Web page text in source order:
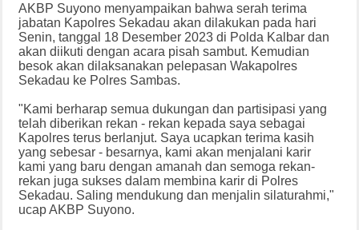
AKBP Suyono menyampaikan bahwa serah terima
jabatan Kapolres Sekadau akan dilakukan pada hari
Senin, tanggal 18 Desember 2023 di Polda Kalbar dan
akan diikuti dengan acara pisah sambut. Kemudian
besok akan dilaksanakan pelepasan Wakapolres
Sekadau ke Polres Sambas.
"Kami berharap semua dukungan dan partisipasi yang
telah diberikan rekan - rekan kepada saya sebagai
Kapolres terus berlanjut. Saya ucapkan terima kasih
yang sebesar - besarnya, kami akan menjalani karir
kami yang baru dengan amanah dan semoga rekan-
rekan juga sukses dalam membina karir di Polres
Sekadau. Saling mendukung dan menjalin silaturahmi,"
ucap AKBP Suyono.